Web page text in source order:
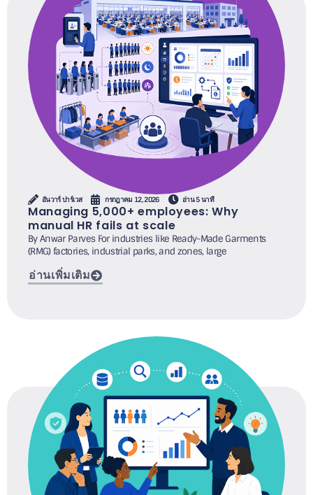
อันวาร์ ปาร์เวส กรกฎาคม 12, 2026 อ่าน 5 นาที
Managing 5,000+ employees: Why
manual HR fails at scale
By Anwar Parves For industries like Ready-Made Garments
(RMG) factories, industrial parks, and zones, large
อ่านเพิ่มเติม